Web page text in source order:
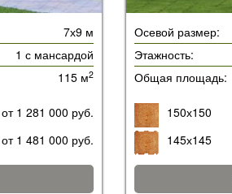
7х9 м
1 с мансардой
115 м2
от 1 281 000 руб.
от 1 481 000 руб.
Осевой размер:
Этажность:
Общая площадь:
150х150
145х145